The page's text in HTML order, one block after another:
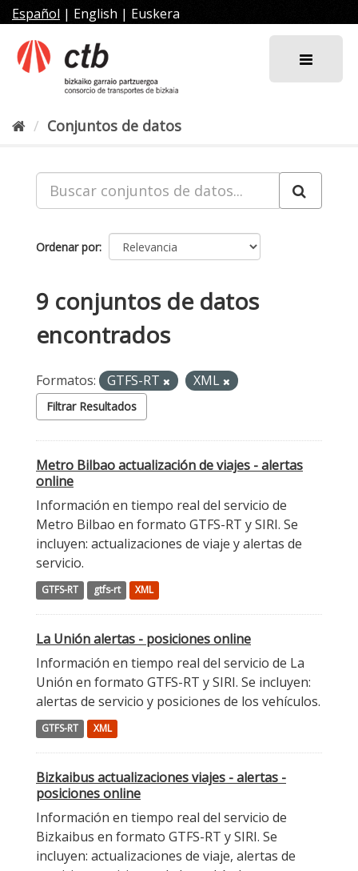
al
contenido
Español | English | Euskera
Conjuntos de datos
Ordenar por
9 conjuntos de datos
encontrados
Formatos: GTFS-RT XML
Filtrar Resultados
Metro Bilbao actualización de viajes - alertas
online
Información en tiempo real del servicio de
Metro Bilbao en formato GTFS-RT y SIRI. Se
incluyen: actualizaciones de viaje y alertas de
servicio.
GTFS-RT gtfs-rt XML
La Unión alertas - posiciones online
Información en tiempo real del servicio de La
Unión en formato GTFS-RT y SIRI. Se incluyen:
alertas de servicio y posiciones de los vehículos.
GTFS-RT XML
Bizkaibus actualizaciones viajes - alertas -
posiciones online
Información en tiempo real del servicio de
Bizkaibus en formato GTFS-RT y SIRI. Se
incluyen: actualizaciones de viaje, alertas de